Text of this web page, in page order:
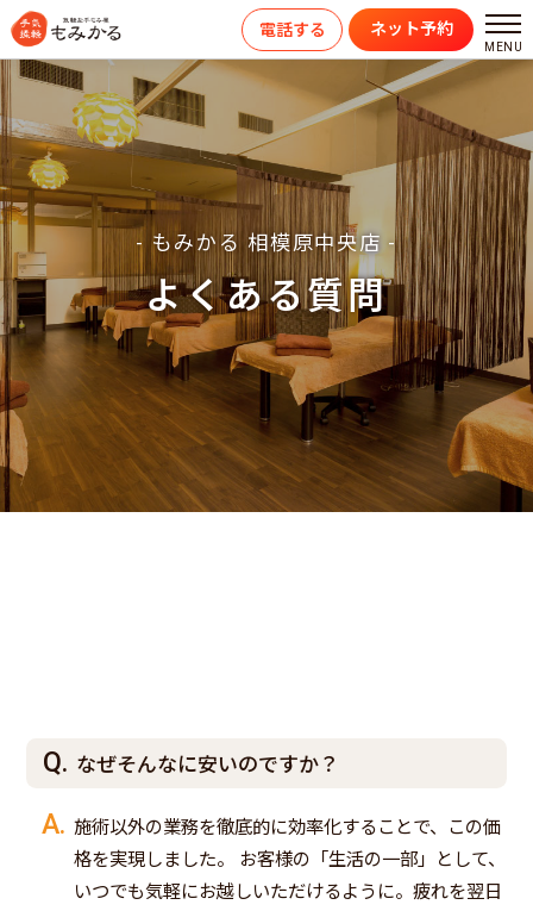
電話する ネット予約
- もみかる 相模原中央店 -
よくある質問
なぜそんなに安いのですか？
施術以外の業務を徹底的に効率化することで、この価
格を実現しました。 お客様の「生活の一部」として、
いつでも気軽にお越しいただけるように。疲れを翌日